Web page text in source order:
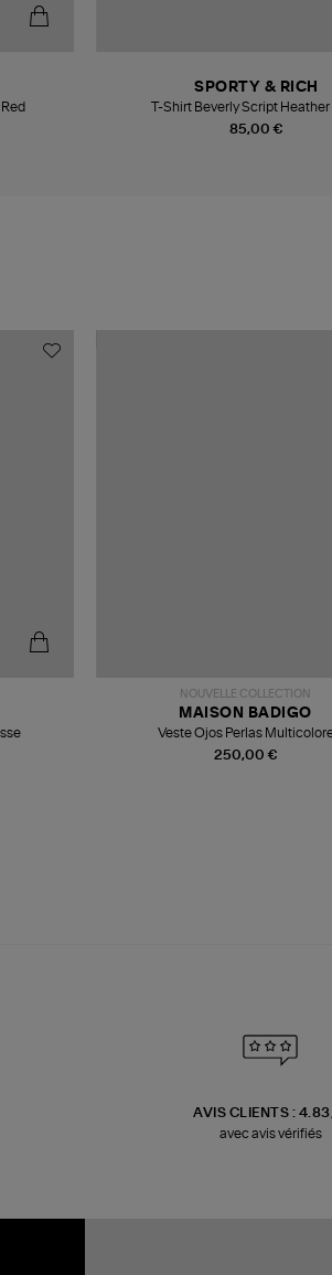
85,00 €
SPORTY & RICH
T-Shirt Beverly Script Heather
NOUVELLE COLLECTION
250,00 €
MAISON BADIGO
Veste Ojos Perlas
AVIS CLIENTS :
avec avis vérifiés